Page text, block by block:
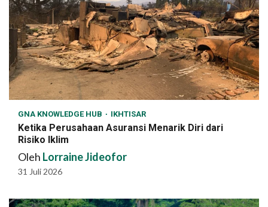
GNA KNOWLEDGE HUB IKHTISAR
Ketika Perusahaan Asuransi Menarik Diri dari
Risiko Iklim
Oleh Lorraine Jideofor
31 Juli 2026